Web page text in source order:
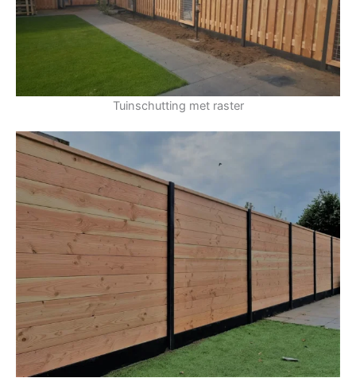
Tuinschutting met raster